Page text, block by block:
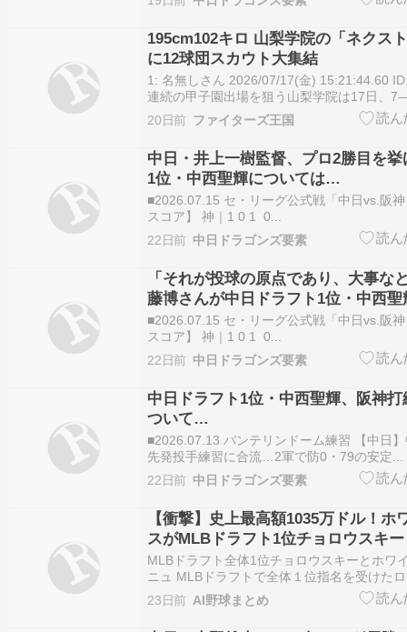
195cm102キロ 山梨学院の「ネクス
に12球団スカウト大集結
1: 名無しさん 2026/07/17(金) 15:21:44.60
連続の甲子園出場を狙う山梨学院は17日、
7回コールド勝ちし、準決勝に駒を進めた。
候補に挙がる最速152キロの二刀流右腕・菰
20日前 ファイターズ王国
中日・井上一樹監督、プロ2勝目を
1位・中西聖輝については…
■2026.07.15 セ・リーグ公式戦「中日vs.阪
スコア】 神｜1 0 1 0...
22日前 中日ドラゴンズ要素
「それが投球の原点であり、大事な
藤博さんが中日ドラフト1位・中西
と
■2026.07.15 セ・リーグ公式戦「中日vs.阪
スコア】 神｜1 0 1 0...
22日前 中日ドラゴンズ要素
中日ドラフト1位・中西聖輝、阪神
ついて…
■2026.07.13 バンテリンドーム練習 【中日
先発投手練習に合流…2軍で防0・79の安定...
22日前 中日ドラゴンズ要素
【衝撃】史上最高額1035万ドル！ホ
スがMLBドラフト1位チョロウスキ
MLBドラフト全体1位チョロウスキーとホワ
ニュ MLBドラフトで全体１位指名を受けた
スキー選手がシカゴ・ホワイトソックスと契
た。 契約金は１０３５万ドルという史上最
23日前 AI野球まとめ